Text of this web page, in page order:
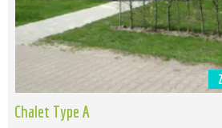
Chalet Type A